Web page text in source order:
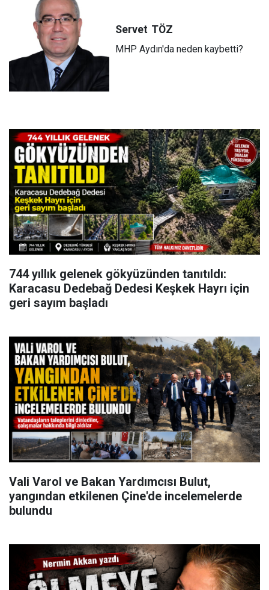
Servet TÖZ
MHP Aydın'da neden kaybetti?
744 yıllık gelenek gökyüzünden tanıtıldı:
Karacasu Dedebağ Dedesi Keşkek Hayrı için
geri sayım başladı
Vali Varol ve Bakan Yardımcısı Bulut,
yangından etkilenen Çine'de incelemelerde
bulundu